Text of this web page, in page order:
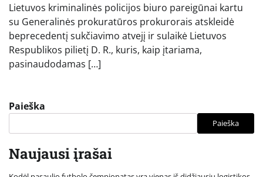
Lietuvos kriminalinės policijos biuro pareigūnai kartu
su Generalinės prokuratūros prokurorais atskleidė
beprecedentį sukčiavimo atvejį ir sulaikė Lietuvos
Respublikos pilietį D. R., kuris, kaip įtariama,
pasinaudodamas […]
Paieška
Paieška
Naujausi įrašai